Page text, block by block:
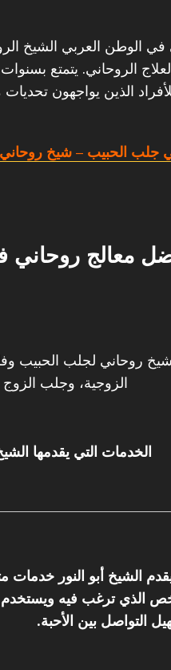
الوطن العربي الشيخ
الروحاني. يتمتع
الذين يواجهون
جلب الحبيب – شيخ
معالج روحاني
روحاني لجلب الحبيب وفك
الزوجية، وجلب
الخدمات التي يقدمها
الشيخ أبو النور خدمات
الذي ترغب فيه ويستخدم
التواصل بين الأحبة.